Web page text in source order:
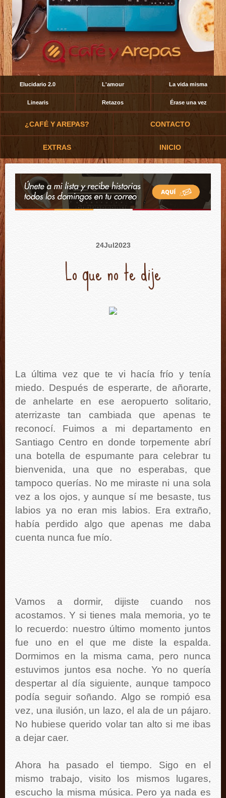
Elucidario 2.0 L'amour La vida misma
Linearis Retazos Érase una vez
¿CAFÉ Y AREPAS? CONTACTO
EXTRAS INICIO
24Jul2023
Lo que no te dije
La última vez que te vi hacía frío y tenía
miedo. Después de esperarte, de añorarte,
de anhelarte en ese aeropuerto solitario,
aterrizaste tan cambiada que apenas te
reconocí. Fuimos a mi departamento en
Santiago Centro en donde torpemente abrí
una botella de espumante para celebrar tu
bienvenida, una que no esperabas, que
tampoco querías. No me miraste ni una sola
vez a los ojos, y aunque sí me besaste, tus
labios ya no eran mis labios. Era extraño,
había perdido algo que apenas me daba
cuenta nunca fue mío.
Vamos a dormir, dijiste cuando nos
acostamos. Y si tienes mala memoria, yo te
lo recuerdo: nuestro último momento juntos
fue uno en el que me diste la espalda.
Dormimos en la misma cama, pero nunca
estuvimos juntos esa noche. Yo no quería
despertar al día siguiente, aunque tampoco
podía seguir soñando. Algo se rompió esa
vez, una ilusión, un lazo, el ala de un pájaro.
No hubiese querido volar tan alto si me ibas
a dejar caer.
Ahora ha pasado el tiempo. Sigo en el
mismo trabajo, visito los mismos lugares,
escucho la misma música. Pero ya nada es